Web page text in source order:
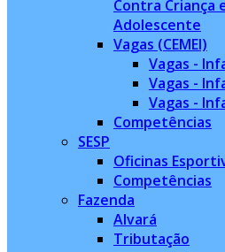
Contra Criança
Adolescente
Vagas (CEMEI)
Vagas -
Vagas -
Vagas -
Competências
SESP
Oficinas
Competências
Fazenda
Alvará
Tributação